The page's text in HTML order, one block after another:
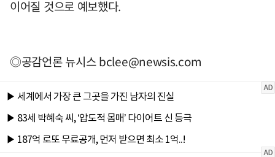
이어질 것으로 예보했다.
◎공감언론 뉴시스bclee@newsis.com